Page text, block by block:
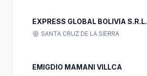
EXPRESS GLOBAL BOLIVIA S.R.L.
SANTA CRUZ DE LA SIERRA
EMIGDIO MAMANI VILLCA